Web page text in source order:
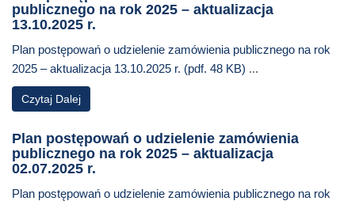
publicznego na rok 2025 – aktualizacja
13.10.2025 r.
Plan postępowań o udzielenie zamówienia publicznego na rok
2025 – aktualizacja 13.10.2025 r. (pdf. 48 KB) ...
Czytaj Dalej
Plan postępowań o udzielenie zamówienia
publicznego na rok 2025 – aktualizacja
02.07.2025 r.
Plan postępowań o udzielenie zamówienia publicznego na rok